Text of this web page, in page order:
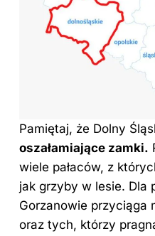
Pamiętaj, że Dolny
oszałamiające zamki.
wiele pałaców, z
jak grzyby w lesie. Dla
Gorzanowie przyciąga
oraz tych, którzy